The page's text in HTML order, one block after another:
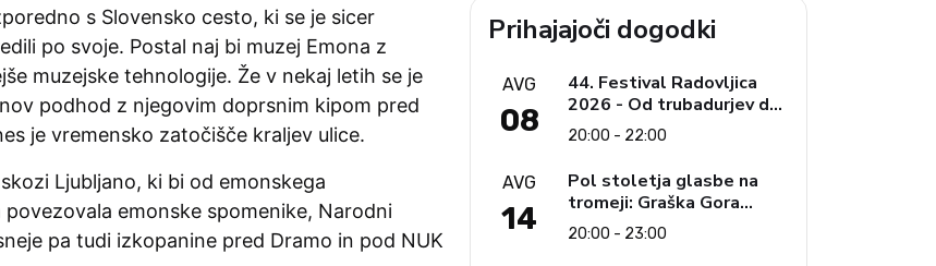
s Slovensko cesto, ki se je sicer
po svoje. Postal naj bi muzej Emona z
muzejske tehnologije. Že v nekaj letih se je
podhod z njegovim doprsnim kipom pred
je vremensko zatočišče kraljev ulice.
Ljubljano, ki bi od emonskega
emonske spomenike, Narodni
pa tudi izkopanine pred Dramo in pod NUK
Prihajajoči dogodki
AVG
08
44. Festival Radovljica
2026 - Od trubadurjev do
Brahmsa
20:00 - 22:00
AVG
14
Pol stoletja glasbe na
tromeji: Graška Gora
obeležuje 50. jubilejni
festival narodno-zabavne
20:00 - 23:00